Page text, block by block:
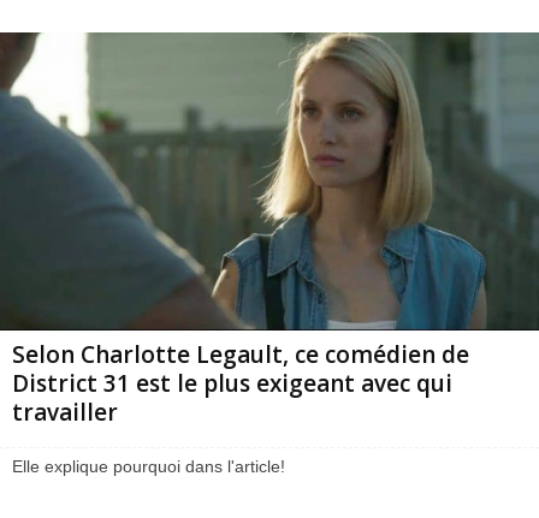
Selon Charlotte Legault, ce comédien de
District 31 est le plus exigeant avec qui
travailler
Elle explique pourquoi dans l'article!